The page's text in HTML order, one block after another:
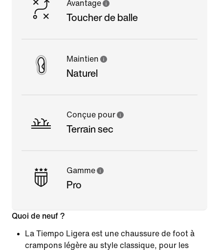
Avantage
Toucher de balle
Maintien
Naturel
Conçue pour
Terrain sec
Gamme
Pro
Quoi de neuf ?
La Tiempo Ligera est une chaussure de foot à
crampons légère au style classique, pour les